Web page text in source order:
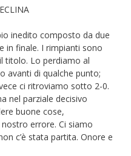
inedito composto da due
in finale. I rimpianti sono
titolo. Lo perdiamo al
avanti di qualche punto;
ci ritroviamo sotto 2-0.
nel parziale decisivo
buone cose,
errore. Ci siamo
c’è stata partita. Onore e